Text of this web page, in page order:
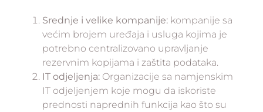
Srednje i velike kompanije: kompanije sa
većim brojem uređaja i usluga kojima je
potrebno centralizovano upravljanje
rezervnim kopijama i zaštita podataka.
IT odjeljenja: Organizacije sa namjenskim
IT odjeljenjem koje mogu da iskoriste
prednosti naprednih funkcija kao što su